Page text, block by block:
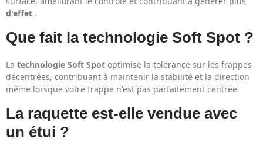
d'effet .
Que fait la technologie Soft Spot ?
La technologie Soft Spot optimise la tolérance sur les frappes
décentrées, contribuant à maintenir la stabilité et la direction
même lorsque votre frappe n'est pas parfaitement centrée.
La raquette est-elle vendue avec
un étui ?